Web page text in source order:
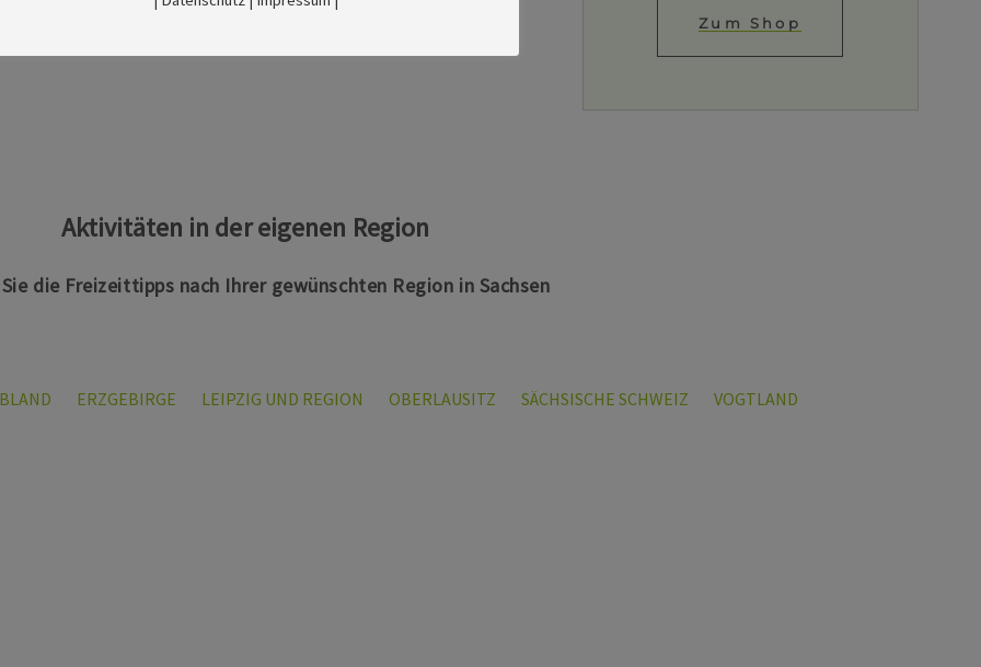
Zum Shop
Aktivitäten in der eigenen Region
die Freizeittipps nach Ihrer gewünschten Region in Sachsen
ERZGEBIRGE LEIPZIG UND REGION OBERLAUSITZ SÄCHSISCHE SCHWEIZ VOGTLAND